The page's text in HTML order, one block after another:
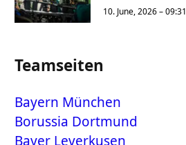
10. June, 2026 – 09:31
Teamseiten
Bayern München
Borussia Dortmund
Bayer Leverkusen